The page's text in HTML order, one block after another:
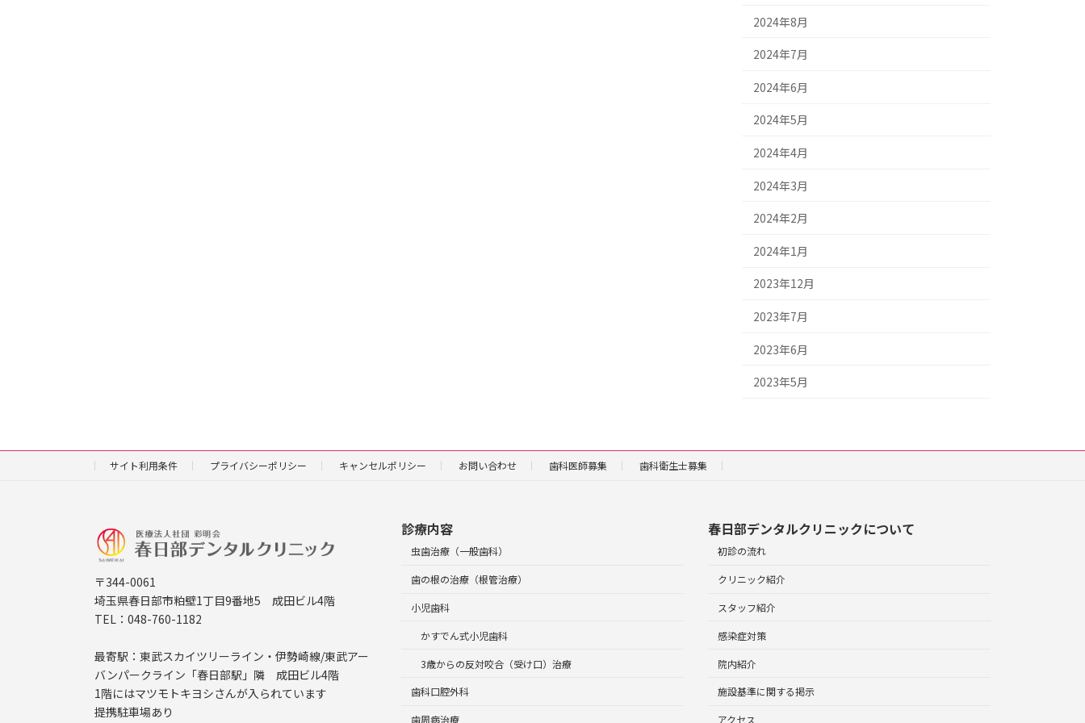
2024年8月
2024年7月
2024年6月
2024年5月
2024年4月
2024年3月
2024年2月
2024年1月
2023年12月
2023年7月
2023年6月
2023年5月
サイト利用条件 プライバシーポリシー キャンセルポリシー お問い合わせ 歯科医師募集 歯科衛生士募集
〒344-0061
埼玉県春日部市粕壁1丁目9番地5 成田ビル4階
TEL：048-760-1182
最寄駅：東武スカイツリーライン・伊勢崎線/東武アー
バンパークライン「春日部駅」隣 成田ビル4階
1階にはマツモトキヨシさんが入られています
提携駐車場あり
診療内容
虫歯治療（一般歯科）
歯の根の治療（根管治療）
小児歯科
かすでん式小児歯科
3歳からの反対咬合（受け口）治療
歯科口腔外科
歯周病治療
春日部デンタルクリニックについて
初診の流れ
クリニック紹介
スタッフ紹介
感染症対策
院内紹介
施設基準に関する掲示
アクセス